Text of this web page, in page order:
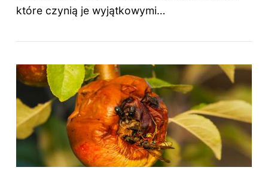
które czynią je wyjątkowymi…